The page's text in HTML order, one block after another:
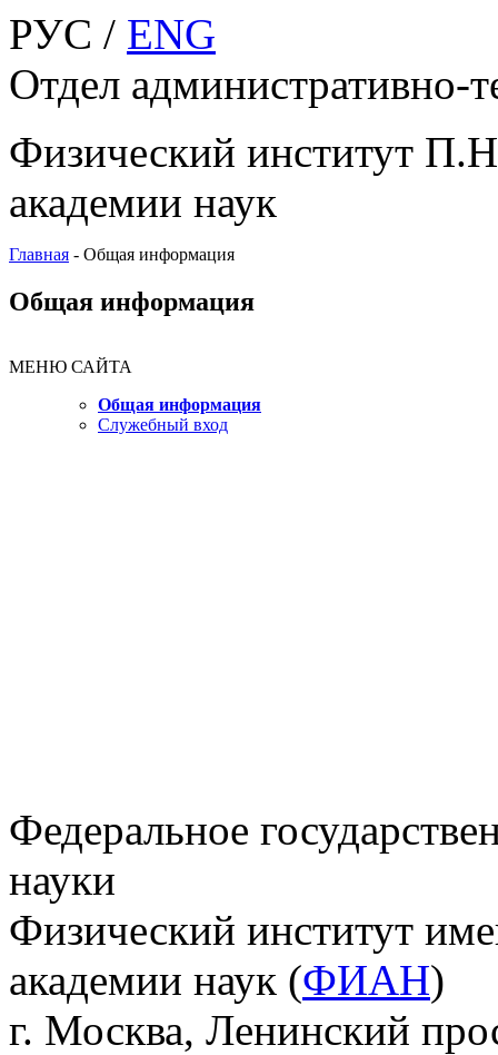
РУС / ENG
Отдел административно-
Физический институт
академии наук
Главная - Общая информация
Общая информация
МЕНЮ САЙТА
Общая информация
Служебный вход
Федеральное
науки
Физический институт
академии наук (ФИАН)
г. Москва, Ленинский